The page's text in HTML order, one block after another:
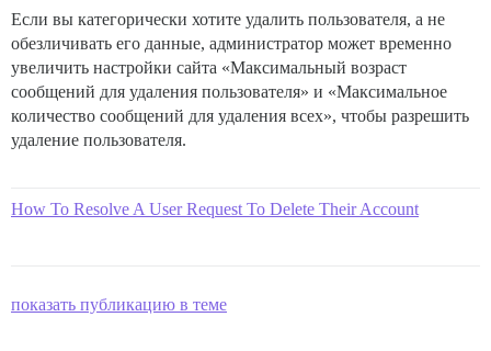
Если вы категорически хотите удалить пользователя, а не
обезличивать его данные, администратор может временно
увеличить настройки сайта «Максимальный возраст
сообщений для удаления пользователя» и «Максимальное
количество сообщений для удаления всех», чтобы разрешить
удаление пользователя.
How To Resolve A User Request To Delete Their Account
показать публикацию в теме